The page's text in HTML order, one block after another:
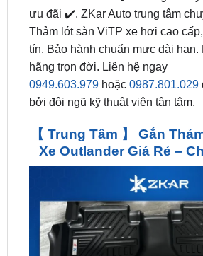
tín. Bảo hành chuẩn mực dài hạn.
hãng trọn đời. Liên hệ ngay
0949.603.979 hoặc0987.801.029
bởi đội ngũ kỹ thuật viên tận tâm.
【 Trung Tâm 】 Gắn